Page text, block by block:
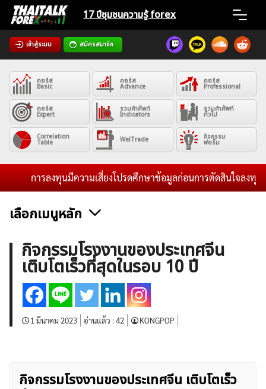
Skip
content
17 ปีชุมชนความรู้ forex
เข้าสู่ระบบ สมัครสมาชิก
Home
News
Articles
VPS Register
ค้นหา
สำหรับ:
คอร์ส
Basic
คอร์ส
Advance
คอร์ส
Professional
คอร์ส
Expert
รวมคำศัพท์
Indicators
รวมคำศัพท์
ทั่วไป
Correlation
Table WelTrade กิจกรรม
ฟอรั่ม
การลงทุนมีความเสี่ยงโปรดศึกษาข้อมูลก่อนการตัดสินใจลงทุน แ
เลือกเมนูหลัก
ข่าวฟอเร็กซ์และสกุลเงิน คริปโตเคอร์เรนซี
ฟรีซิกแนล รายวัน
บทวิเคราะห์
เศรษฐกิจทั่วไป ดัชนี-หุ้น
พันธบัตร
สินค้าโภคภัณฑ์
โบรกเกอร์ FX
โปรโมชั่น Forex
กองทุน Forex
ฟรี EA
กิจกรรมโรงงานของประเทศจีน
เติบโตเร็วที่สุดในรอบ 10 ปี
1 มีนาคม 2023 อ่านแล้ว :42 KONGPOP
กิจกรรมโรงงานของประเทศจีน เติบโตเร็ว